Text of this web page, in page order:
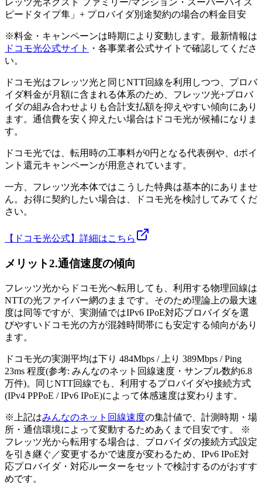
レッツ光ネクスト ファミリー/マンション・スーパーハイス
ピードタイプ隼」+ プロバイダ別途契約の場合の料金目安
※料金・キャンペーンは時期により変動します。最新情報は
ドコモ光公式サイト
・各事業者公式サイトで確認してくださ
い。
ドコモ光はフレッツ光と同じNTT回線を利用しつつ、プロバ
イダ料金が月額に含まれる体系のため、フレッツ光+プロバ
イダの組み合わせよりも合計支払額を抑えやすい傾向にあり
ます。通信費を安く抑えたい場合はドコモ光が候補になりま
す。
ドコモ光では、転用時の工事料が0円となる代表例や、dポイ
ント還元キャンペーンが用意されています。
一方、フレッツ光本体ではこうした特典は基本的にありませ
ん。お得に契約したい場合は、ドコモ光を検討してみてくだ
さい。
【ドコモ光公式】詳細はこちら
メリット2.通信速度の傾向
フレッツ光からドコモ光へ転用しても、利用する物理回線は
NTTの光ファイバー網のままです。そのため理論上の最大速
度は同等ですが、実測値ではIPv6 IPoE対応プロバイダを選
びやすいドコモ光の方が混雑時間帯にも安定する傾向があり
ます。
ドコモ光の実測平均は下り 484Mbps / 上り 389Mbps / Ping
23ms 程度(参考: みんなのネット回線速度・サンプル数約6.8
万件)。同じNTT回線でも、利用するプロバイダや接続方式
(IPv4 PPPoE / IPv6 IPoE)によって体感速度は変わります。
※上記はみんなのネット回線速度の集計値で、計測時期・場
所・通信環境によって変動するためあくまで目安です。 ※
フレッツ光から転用する場合は、プロバイダの接続方式設定
を引き継ぐ／変更するかで速度が変わるため、IPv6 IPoE対
応プロバイダ・対応ルーターをセットで検討するのがおすす
めです。